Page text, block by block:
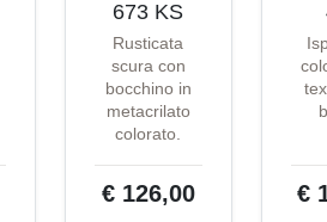
673 KS
Rusticata
scura con
bocchino in
metacrilato
colorato.
€ 126,00 €